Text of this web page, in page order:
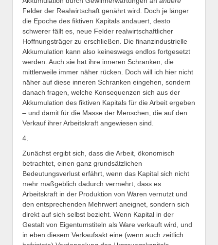
Felder der Realwirtschaft genährt wird. Doch je länger
die Epoche des fiktiven Kapitals andauert, desto
schwerer fällt es, neue Felder realwirtschaftlicher
Hoffnungsträger zu erschließen. Die finanzindustrielle
Akkumulation kann also keineswegs endlos fortgesetzt
werden. Auch sie hat ihre inneren Schranken, die
mittlerweile immer näher rücken. Doch will ich hier nicht
näher auf diese inneren Schranken eingehen, sondern
danach fragen, welche Konsequenzen sich aus der
Akkumulation des fiktiven Kapitals für die Arbeit ergeben
– und damit für die Masse der Menschen, die auf den
Verkauf ihrer Arbeitskraft angewiesen sind.
4.
Zunächst ergibt sich, dass die Arbeit, ökonomisch
betrachtet, einen ganz grundsätzlichen
Bedeutungsverlust erfährt, wenn das Kapital sich nicht
mehr maßgeblich dadurch vermehrt, dass es
Arbeitskraft in der Produktion von Waren vernutzt und
den entsprechenden Mehrwert aneignet, sondern sich
direkt auf sich selbst bezieht. Wenn Kapital in der
Gestalt von Eigentumstiteln als Ware verkauft wird, und
in eben diesem Verkaufsakt eine (wenn auch zeitlich